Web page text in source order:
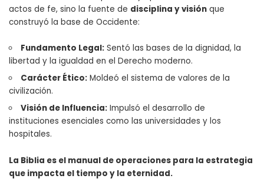
actos de fe, sino la fuente de disciplina y visión que
construyó la base de Occidente:
Fundamento Legal:Sentó las bases de la dignidad, la
libertad y la igualdad en el Derecho moderno.
Carácter Ético:Moldeó el sistema de valores de la
civilización.
Visión de Influencia:Impulsó el desarrollo de
instituciones esenciales como las universidades y los
hospitales.
La Biblia es el manual de operaciones para la estrategia
que impacta el tiempo y la eternidad.